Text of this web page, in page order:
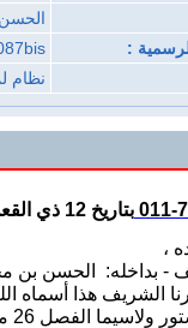
:
نظام
بتاريخ 12 ذي القعدة 1391 (30 ديسمبر 1971) يحدث بموجبه نظام لمعاشات التقاعد المدنية.
،
- بداخله:
الحسن بن
الشريف هذا أسماه
ولاسيما الفصل 26 منه ؛